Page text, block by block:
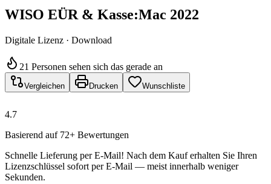
WISO EÜR & Kasse:Mac 2022
Digitale Lizenz · Download
21 Personen sehen sich das gerade an
Vergleichen Drucken Wunschliste
4.7
Basierend auf 72+ Bewertungen
Schnelle Lieferung per E-Mail! Nach dem Kauf erhalten Sie Ihren
Lizenzschlüssel sofort per E-Mail — meist innerhalb weniger
Sekunden.